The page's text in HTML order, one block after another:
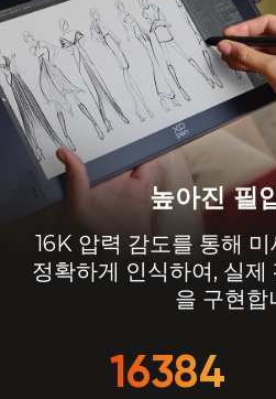
높아진 필
16K 압력 감도를 통해
정확하게 인식하여, 실
을 구현합
16384